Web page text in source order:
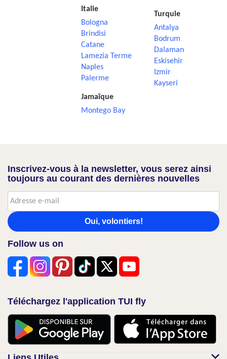
Italie
Bologna
Brindisi
Catane
Lamezia Terme
Naples
Palerme
Jamaïque
Montego Bay
Turquie
Antalya
Bodrum
Dalaman
Eskisehir
Izmir
Kayseri
Inscrivez-vous à la newsletter, vous serez ainsi
toujours au courant des dernières nouvelles
Oui, volontiers!
Follow us on
Téléchargez l'application TUI fly